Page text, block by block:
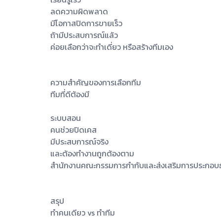
ลดความผิดพลาด
มีโอกาสปิดการขายเร็ว
ถ้ามีประสบการณ์แล้ว
ค่อยเลือกว่าจะทำเดี่ยว หรือสร้างทีมเอง
ความสำคัญของการเลือกทีม
ทีมที่ดีต้องมี
ระบบสอน
คนช่วยปิดเคส
มีประสบการณ์จริง
และต้องทำงานถูกต้องตาม
สำนักงานคณะกรรมการกำกับและส่งเสริมการประกอ
สรุป
ทำคนเดียว vs ทำทีม